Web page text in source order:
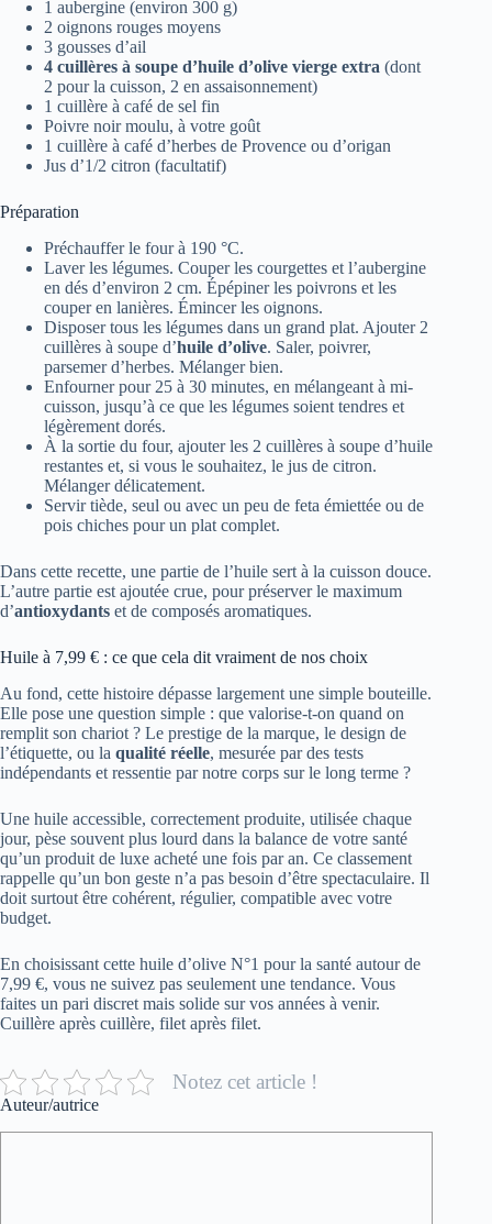
1 aubergine (environ 300 g)
2 oignons rouges moyens
3 gousses d’ail
4 cuillères à soupe d’huile d’olive vierge extra (dont
2 pour la cuisson, 2 en assaisonnement)
1 cuillère à café de sel fin
Poivre noir moulu, à votre goût
1 cuillère à café d’herbes de Provence ou d’origan
Jus d’1/2 citron (facultatif)
Préparation
Préchauffer le four à 190 °C.
Laver les légumes. Couper les courgettes et l’aubergine
en dés d’environ 2 cm. Épépiner les poivrons et les
couper en lanières. Émincer les oignons.
Disposer tous les légumes dans un grand plat. Ajouter 2
cuillères à soupe d’huile d’olive. Saler, poivrer,
parsemer d’herbes. Mélanger bien.
Enfourner pour 25 à 30 minutes, en mélangeant à mi-
cuisson, jusqu’à ce que les légumes soient tendres et
légèrement dorés.
À la sortie du four, ajouter les 2 cuillères à soupe d’huile
restantes et, si vous le souhaitez, le jus de citron.
Mélanger délicatement.
Servir tiède, seul ou avec un peu de feta émiettée ou de
pois chiches pour un plat complet.
Dans cette recette, une partie de l’huile sert à la cuisson douce.
L’autre partie est ajoutée crue, pour préserver le maximum
d’antioxydants et de composés aromatiques.
Huile à 7,99 € : ce que cela dit vraiment de nos choix
Au fond, cette histoire dépasse largement une simple bouteille.
Elle pose une question simple : que valorise-t-on quand on
remplit son chariot ? Le prestige de la marque, le design de
l’étiquette, ou la qualité réelle, mesurée par des tests
indépendants et ressentie par notre corps sur le long terme ?
Une huile accessible, correctement produite, utilisée chaque
jour, pèse souvent plus lourd dans la balance de votre santé
qu’un produit de luxe acheté une fois par an. Ce classement
rappelle qu’un bon geste n’a pas besoin d’être spectaculaire. Il
doit surtout être cohérent, régulier, compatible avec votre
budget.
En choisissant cette huile d’olive N°1 pour la santé autour de
7,99 €, vous ne suivez pas seulement une tendance. Vous
faites un pari discret mais solide sur vos années à venir.
Cuillère après cuillère, filet après filet.
Notez cet article !
Auteur/autrice